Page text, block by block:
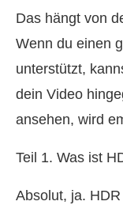
Das hängt von
Wenn du einen
unterstützt,
dein Video
ansehen, wird
Teil 1. Was ist
Absolut, ja.